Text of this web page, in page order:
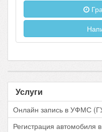
Услуги
Онлайн запись в УФМС
Регистрация автомобиля